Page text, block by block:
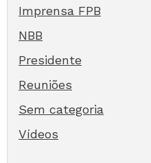
Imprensa FPB
NBB
Presidente
Reuniões
Sem categoria
Vídeos